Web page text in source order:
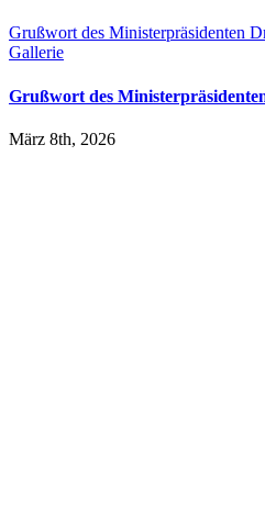
Grußwort des Ministerpräsidenten
Gallerie
Grußwort des
März 8th, 2026